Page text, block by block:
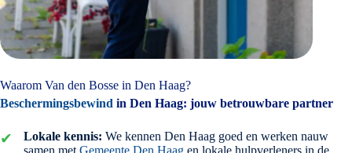
Waarom Van den Bosse in Den Haag?
Beschermingsbewind in Den Haag: jouw betrouwbare partner
Lokale kennis: We kennen Den Haag goed en werken nauw
samen met Gemeente Den Haag en lokale hulpverleners in de